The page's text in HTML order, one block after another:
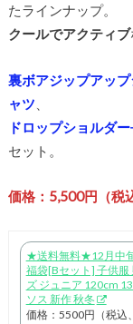
たラインナップ。
クールでアクティブ
裏ボアジップアップ
ャツ
ドロップショルダ
セット。
価格：5,500円（税
★送料無料★12月中
福袋[Bセット] 子供服
ズ ジュニア 120cm
ソス 新作 秋冬
価格：5500円（税込